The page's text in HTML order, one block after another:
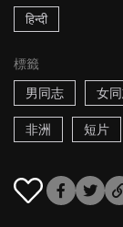
हिन्दी
標籤
男同志
女
非洲 短片